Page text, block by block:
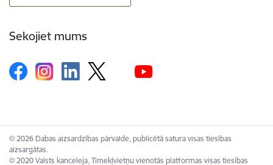
Sekojiet mums
© 2026 Dabas aizsardzības pārvalde, publicētā satura visas tiesības
aizsargātas.
© 2020 Valsts kanceleja, Tīmekļvietņu vienotās platformas visas tiesības